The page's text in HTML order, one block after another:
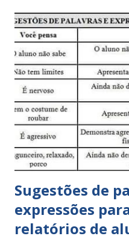
Sugestões de
expressões
relatórios de